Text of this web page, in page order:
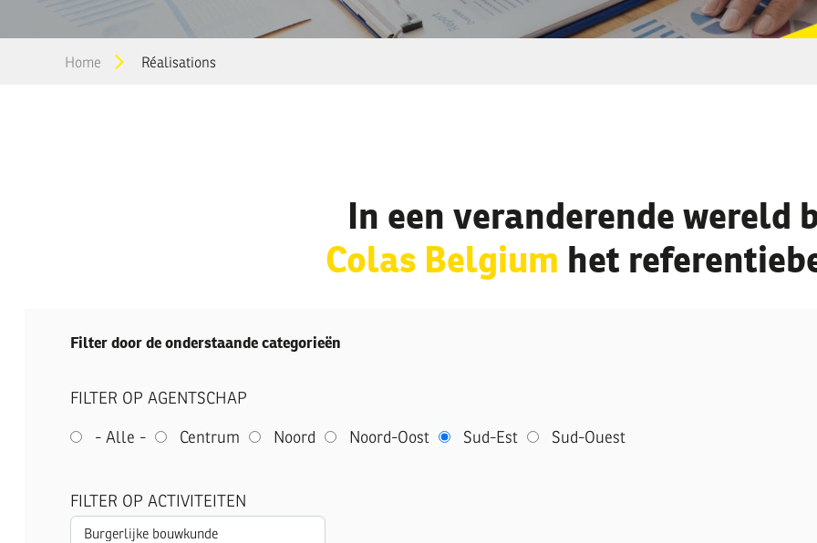
You
Home Réalisations
In een veranderende wereld
Colas Belgium het
Filter door de onderstaande categorieën
FILTER OP AGENTSCHAP
- Alle - Centrum Noord Noord-Oost Sud-Est Sud-Ouest
FILTER OP ACTIVITEITEN